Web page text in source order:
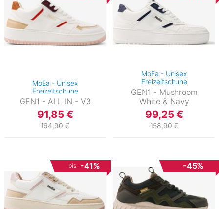
MoEa - Unisex
Freizeitschuhe
GEN1 - ALL IN - V3
91,85 €
164,90 €
MoEa - Unisex
Freizeitschuhe
GEN1 - Mushroom
White & Navy
99,25 €
158,90 €
bis -41% -45%